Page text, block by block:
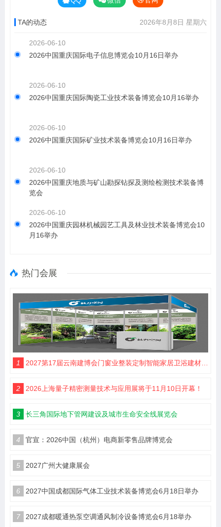
TA的动态 2026年8月8日 星期六
2026-06-10
2026中国重庆国际电子信息博览会10月16日举办
2026-06-10
2026中国重庆国际陶瓷工业技术装备博览会10月16举办
2026-06-10
2026中国重庆国际矿业技术装备博览会10月16日举办
2026-06-10
2026中国重庆地质与矿山勘探钻探及测绘检测技术装备博
览会
2026-06-10
2026中国重庆园林机械园艺工具及林业技术装备博览会10
月16举办
热门会展
1 2027第17届云南建博会门窗业整装定制智能家居卫浴建材展会
2 2026上海量子精密测量技术与应用展将于11月10日开幕！
3 长三角国际地下管网建设及城市生命安全线展览会
4 官宣：2026中国（杭州）电商新零售品牌博览会
5 2027广州大健康展会
6 2027中国成都国际气体工业技术装备博览会6月18日举办
7 2027成都暖通热泵空调通风制冷设备博览会6月18举办